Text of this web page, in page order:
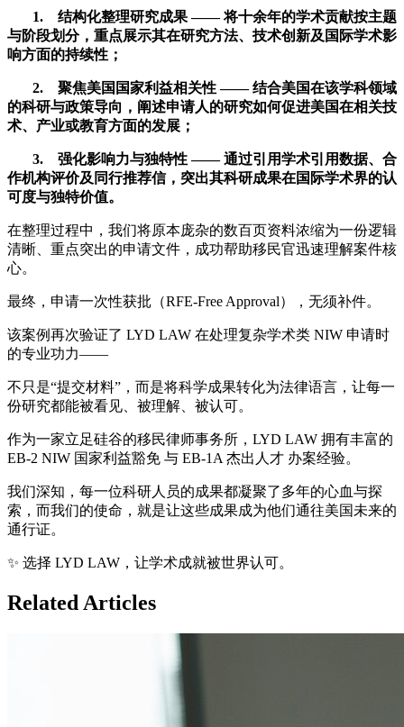
1. 结构化整理研究成果 —— 将十余年的学术贡献按主题
与阶段划分，重点展示其在研究方法、技术创新及国际学术影
响方面的持续性；
2. 聚焦美国国家利益相关性 —— 结合美国在该学科领域
的科研与政策导向，阐述申请人的研究如何促进美国在相关技
术、产业或教育方面的发展；
3. 强化影响力与独特性 —— 通过引用学术引用数据、合
作机构评价及同行推荐信，突出其科研成果在国际学术界的认
可度与独特价值。
在整理过程中，我们将原本庞杂的数百页资料浓缩为一份逻辑
清晰、重点突出的申请文件，成功帮助移民官迅速理解案件核
心。
最终，申请一次性获批（RFE-Free Approval），无须补件。
该案例再次验证了 LYD LAW 在处理复杂学术类 NIW 申请时
的专业功力——
不只是“提交材料”，而是将科学成果转化为法律语言，让每一
份研究都能被看见、被理解、被认可。
作为一家立足硅谷的移民律师事务所，LYD LAW 拥有丰富的
EB-2 NIW 国家利益豁免 与 EB-1A 杰出人才 办案经验。
我们深知，每一位科研人员的成果都凝聚了多年的心血与探
索，而我们的使命，就是让这些成果成为他们通往美国未来的
通行证。
✨ 选择 LYD LAW，让学术成就被世界认可。
Related Articles